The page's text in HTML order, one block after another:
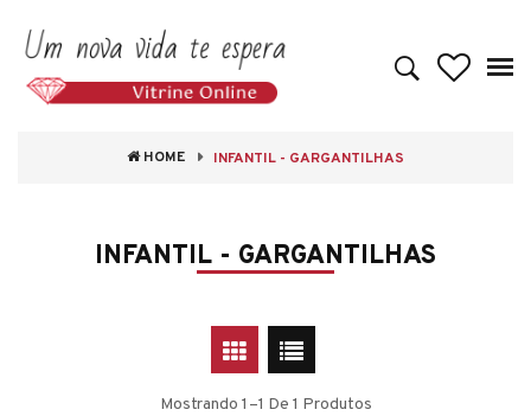
HOME INFANTIL - GARGANTILHAS
INFANTIL - GARGANTILHAS
Mostrando 1–1 De 1 Produtos